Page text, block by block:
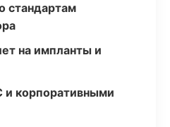
стандартам
на импланты и
корпоративными